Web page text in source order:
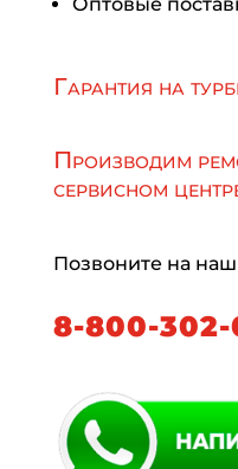
Оптовые
Гарантия на
Производим
сервисном
Позвоните на
8-800-302-